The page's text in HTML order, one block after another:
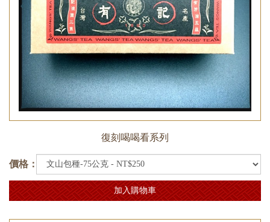
復刻喝喝看系列
價格：
加入購物車